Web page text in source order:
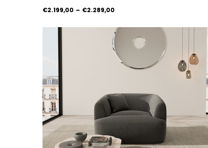
€2.199,00 – €2.289,00